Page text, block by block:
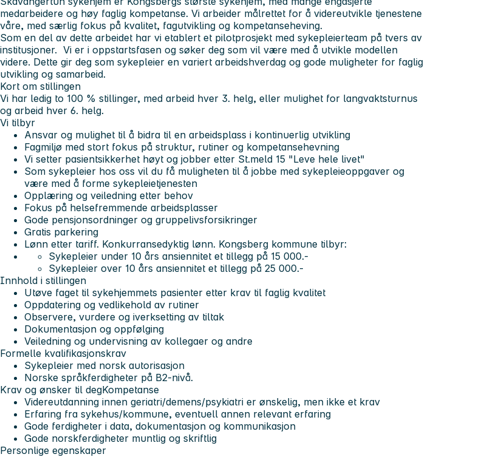
medarbeidere og høy faglig kompetanse. Vi arbeider målrettet for å videreutvikle tjenestene
våre, med særlig fokus på kvalitet, fagutvikling og kompetanseheving.
Som en del av dette arbeidet har vi etablert et pilotprosjekt med sykepleierteam på tvers av
institusjoner. Vi er i oppstartsfasen og søker deg som vil være med å utvikle modellen
videre. Dette gir deg som sykepleier en variert arbeidshverdag og gode muligheter for faglig
utvikling og samarbeid.
Kort om stillingen
Vi har ledig to 100 % stillinger, med arbeid hver 3. helg, eller mulighet for langvaktsturnus
og arbeid hver 6. helg.
Vi tilbyr
Ansvar og mulighet til å bidra til en arbeidsplass i kontinuerlig utvikling
Fagmiljø med stort fokus på struktur, rutiner og kompetansehevning
Vi setter pasientsikkerhet høyt og jobber etter St.meld 15 "Leve hele livet"
Som sykepleier hos oss vil du få muligheten til å jobbe med sykepleieoppgaver og
være med å forme sykepleietjenesten
Opplæring og veiledning etter behov
Fokus på helsefremmende arbeidsplasser
Gode pensjonsordninger og gruppelivsforsikringer
Gratis parkering
Lønn etter tariff. Konkurransedyktig lønn. Kongsberg kommune tilbyr:
Sykepleier under 10 års ansiennitet et tillegg på 15 000.-
Sykepleier over 10 års ansiennitet et tillegg på 25 000.-
Innhold i stillingen
Utøve faget til sykehjemmets pasienter etter krav til faglig kvalitet
Oppdatering og vedlikehold av rutiner
Observere, vurdere og iverksetting av tiltak
Dokumentasjon og oppfølging
Veiledning og undervisning av kollegaer og andre
Formelle kvalifikasjonskrav
Sykepleier med norsk autorisasjon
Norske språkferdigheter på B2-nivå.
Krav og ønsker til degKompetanse
Videreutdanning innen geriatri/demens/psykiatri er ønskelig, men ikke et krav
Erfaring fra sykehus/kommune, eventuell annen relevant erfaring
Gode ferdigheter i data, dokumentasjon og kommunikasjon
Gode norskferdigheter muntlig og skriftlig
Personlige egenskaper